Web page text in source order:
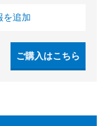
を追加
ご購入はこちら